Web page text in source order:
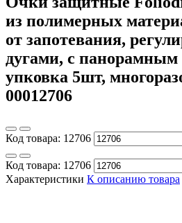
из полимерных
от запотевания,
дугами, с панорамным
упковка 5шт,
00012706
Код товара: 12706
Код товара: 12706
Характеристики К описанию товара